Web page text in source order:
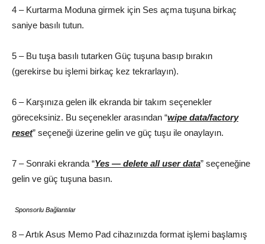
4 – Kurtarma Moduna girmek için Ses açma tuşuna birkaç
saniye basılı tutun.
5 – Bu tuşa basılı tutarken Güç tuşuna basıp bırakın
(gerekirse bu işlemi birkaç kez tekrarlayın).
6 – Karşınıza gelen ilk ekranda bir takım seçenekler
göreceksiniz. Bu seçenekler arasından “wipe data/factory
reset” seçeneği üzerine gelin ve güç tuşu ile onaylayın.
7 – Sonraki ekranda “Yes — delete all user data” seçeneğine
gelin ve güç tuşuna basın.
Sponsorlu Bağlantılar
8 – Artık Asus Memo Pad cihazınızda format işlemi başlamış